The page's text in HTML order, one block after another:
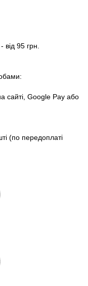
від 95 грн.
сайті, Google Pay або
(по передоплаті